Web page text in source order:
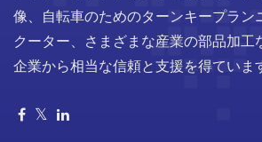
像、自転車のためのターンキープラン
クーター、さまざまな産業の部品加工
企業から相当な信頼と支援を得ていま